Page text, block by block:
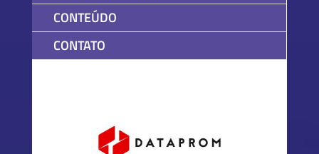
CONTEÚDO
CONTATO